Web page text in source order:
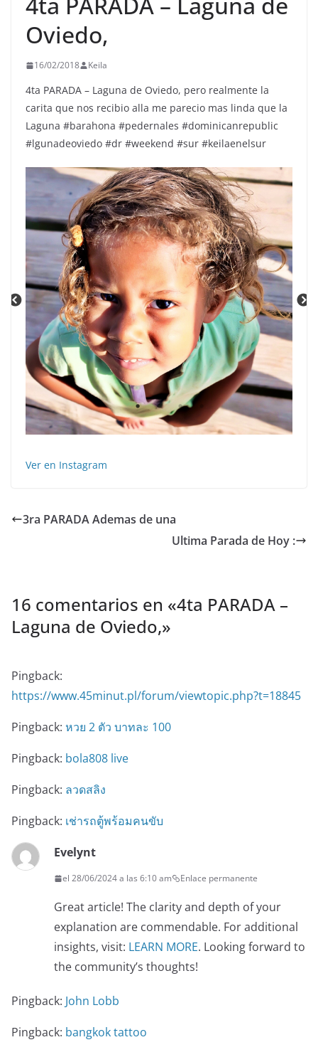
Oviedo,
16/02/2018 Keila
4ta PARADA – Laguna de Oviedo, pero realmente la
carita que nos recibio alla me parecio mas linda que la
Laguna #barahona #pedernales #dominicanrepublic
#lgunadeoviedo #dr #weekend #sur #keilaenelsur
Ver en Instagram
3ra PARADA Ademas de una
Ultima Parada de Hoy :
16 comentarios en «4ta PARADA –
Laguna de Oviedo,»
Pingback:
https://www.45minut.pl/forum/viewtopic.php?t=18845
Pingback: หวย 2 ตัว บาทละ 100
Pingback: bola808 live
Pingback: ลวดสลิง
Pingback: เช่ารถตู้พร้อมคนขับ
Evelynt
el 28/06/2024 a las 6:10 am Enlace permanente
Great article! The clarity and depth of your
explanation are commendable. For additional
insights, visit: LEARN MORE. Looking forward to
the community’s thoughts!
Pingback: John Lobb
Pingback: bangkok tattoo